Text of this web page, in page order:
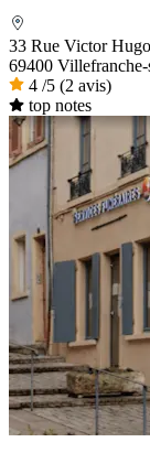
33 Rue Victor Hugo
69400 Villefranche-
4 /5 (2 avis)
top notes